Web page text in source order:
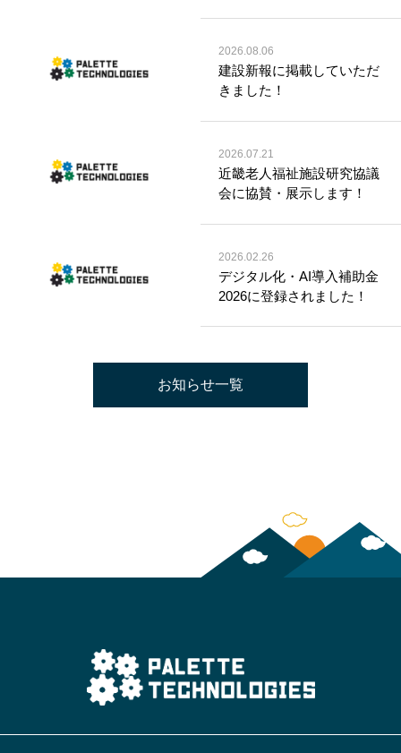
2026.08.06
建設新報に掲載していただ
きました！
2026.07.21
近畿老人福祉施設研究協議
会に協賛・展示します！
2026.02.26
デジタル化・AI導入補助金
2026に登録されました！
お知らせ一覧